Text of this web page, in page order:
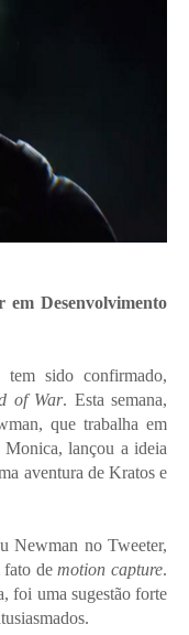
em Desenvolvimento
tem sido confirmado,
of War. Esta semana,
que trabalha em
Monica, lançou a ideia
aventura de Kratos e
Newman no Tweeter,
fato demotion capture.
foi uma sugestão forte